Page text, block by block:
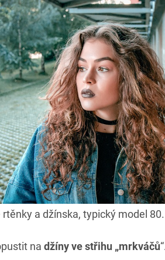
rtěnky a džínska, typický model
na džíny ve střihu „mrkváčů